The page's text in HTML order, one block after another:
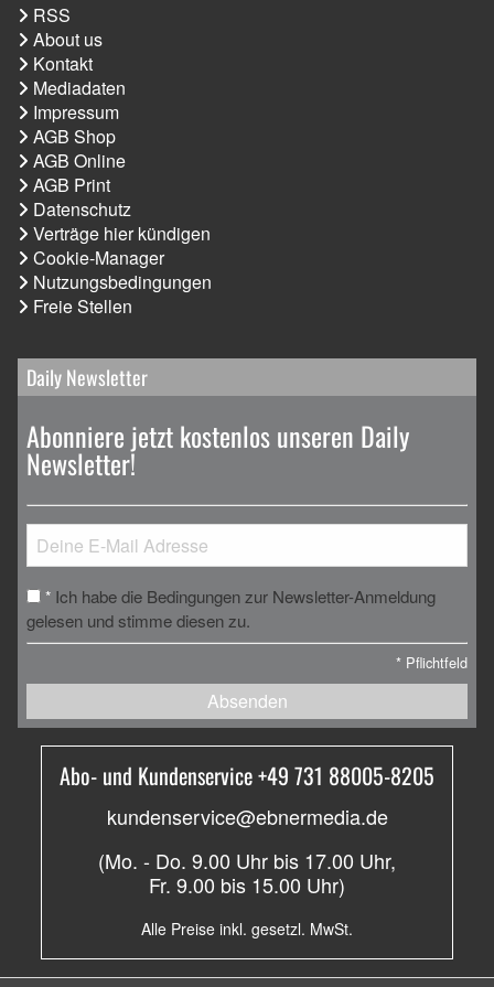
RSS
About us
Kontakt
Mediadaten
Impressum
AGB Shop
AGB Online
AGB Print
Datenschutz
Verträge hier kündigen
Cookie-Manager
Nutzungsbedingungen
Freie Stellen
Daily Newsletter
Abonniere jetzt kostenlos unseren Daily
Newsletter!
* Ich habe die Bedingungen zur Newsletter-Anmeldung
gelesen und stimme diesen zu.
* Pflichtfeld
Absenden
Abo- und Kundenservice +49 731 88005-8205
kundenservice@ebnermedia.de
(Mo. - Do. 9.00 Uhr bis 17.00 Uhr,
Fr. 9.00 bis 15.00 Uhr)
Alle Preise inkl. gesetzl. MwSt.